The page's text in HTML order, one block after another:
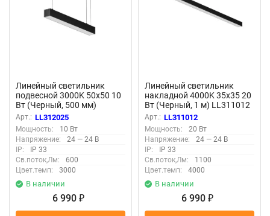
Линейный светильник
подвесной 3000K 50x50 10
Вт (Черный, 500 мм)
LL312025 (Черный)
LL312025
Арт.: LL312025
Мощность:
10 Вт
Напряжение:
24 — 24 В
IP:
IP 33
Св.поток,Лм:
600
Цвет.темп:
3000
В наличии
6 990 ₽
Линейный светильник
накладной 4000K 35x35 20
Вт (Черный, 1 м) LL311012
(Черный) LL311012
Арт.: LL311012
Мощность:
20 Вт
Напряжение:
24 — 24 В
IP:
IP 33
Св.поток,Лм:
1100
Цвет.темп:
4000
В наличии
6 990 ₽